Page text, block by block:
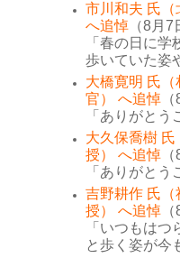
市川和夫 氏（
へ追悼 （8月7
「春の日に
歩いていた姿
大橋寛明 氏
官） へ追悼
「ありがとう
大久保喬樹
授） へ追悼
「ありがとう
吉野耕作 氏（
授） へ追悼
「いつもは
と歩く姿が今